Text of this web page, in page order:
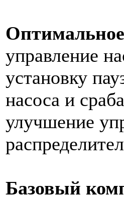
управление
установку
насоса и
улучшение
Базовый